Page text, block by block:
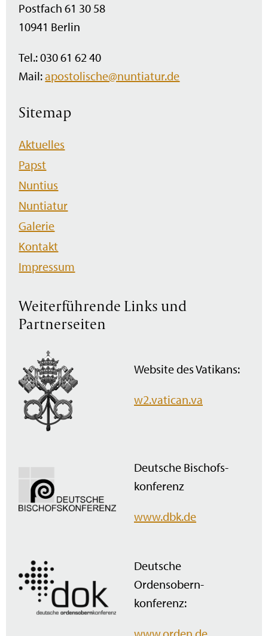
Postfach 61 30 58
10941 Berlin
Tel.: 030 61 62 40
Mail:apostolische@nuntiatur.de
Sitemap
Navigation
überspringen
Aktuelles
Papst
Nuntius
Nuntiatur
Galerie
Kontakt
Impressum
Weiterführende Links und
Partnerseiten
Website des Vatikans:
w2.vatican.va
Deutsche Bischofs­
konferenz
www.dbk.de
Deutsche
Ordensobern­
konferenz: